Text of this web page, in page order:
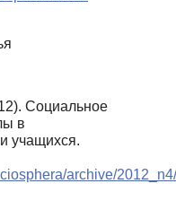
Социальное
в
учащихся.
archive/